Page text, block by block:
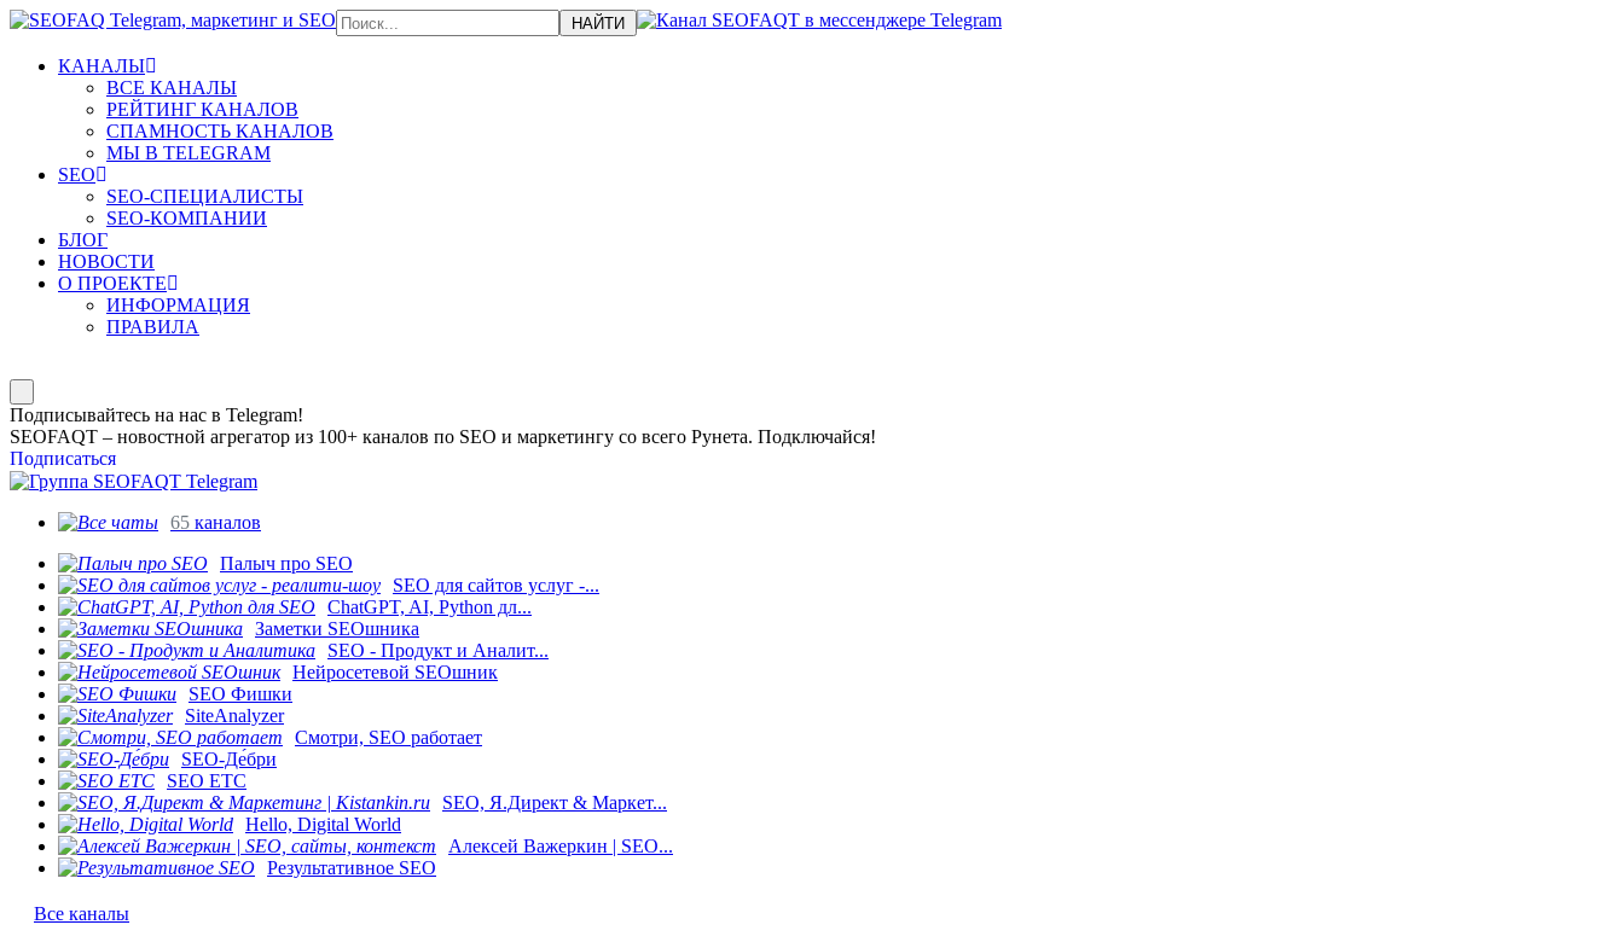
КАНАЛЫ
ВСЕ КАНАЛЫ
РЕЙТИНГ КАНАЛОВ
СПАМНОСТЬ КАНАЛОВ
МЫ В TELEGRAM
SEO
SEO-СПЕЦИАЛИСТЫ
SEO-КОМПАНИИ
БЛОГ
НОВОСТИ
О ПРОЕКТЕ
ИНФОРМАЦИЯ
ПРАВИЛА
Подписывайтесь на нас в Telegram!
SEOFAQT – новостной агрегатор из 100+ каналов по SEO и маркетингу со всего Рунета. Подключайся!
Подписаться
65 каналов
Палыч про SEO
SEO для сайтов услуг -...
ChatGPT, AI, Python дл...
Заметки SEOшника
SEO - Продукт и Аналит...
Нейросетевой SEOшник
SEO Фишки
SiteAnalyzer
Смотри, SEO работает
SEO-Де́бри
SEO ETC
SEO, Я.Директ & Маркет...
Hello, Digital World
Алексей Важеркин | SEO...
Результативное SEO
Все каналы